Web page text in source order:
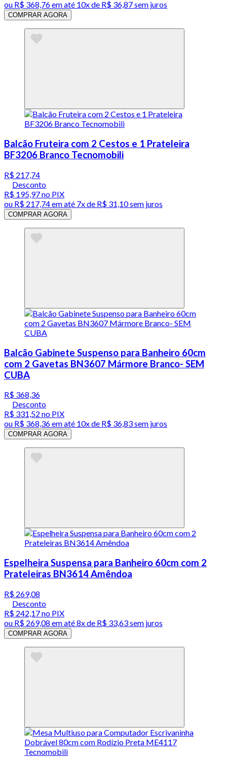
ou R$ 368,76em até 10x de R$ 36,87 sem juros
COMPRAR AGORA
Balcão Fruteira com 2 Cestos e 1 Prateleira
BF3206 Branco Tecnomobili
R$ 217,74
Desconto
R$ 195,97no PIX
ou R$ 217,74em até 7x de R$ 31,10 sem juros
COMPRAR AGORA
Balcão Gabinete Suspenso para Banheiro 60cm
com 2 Gavetas BN3607 Mármore Branco- SEM
CUBA
R$ 368,36
Desconto
R$ 331,52 no PIX
ou R$ 368,36em até 10x de R$ 36,83 sem juros
COMPRAR AGORA
Espelheira Suspensa para Banheiro 60cm com 2
Prateleiras BN3614 Amêndoa
R$ 269,08
Desconto
R$ 242,17no PIX
ou R$ 269,08 em até8x de R$ 33,63 sem juros
COMPRAR AGORA